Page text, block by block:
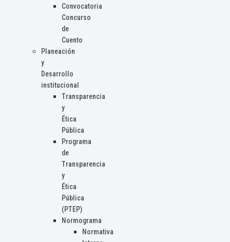
Convocatoria
Concurso
de
Cuento
Planeación
y
Desarrollo
institucional
Transparencia
y
Ética
Pública
Programa
de
Transparencia
y
Ética
Pública
(PTEP)
Normograma
Normativa